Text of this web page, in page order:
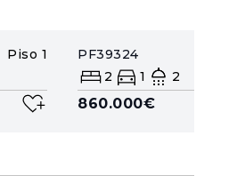
Piso 1
PF39324
2
1 2
860.000€